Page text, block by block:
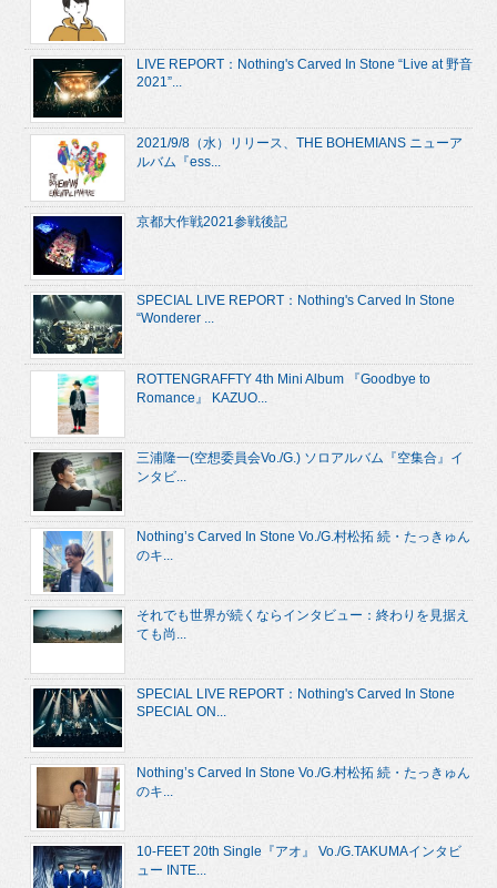
LIVE REPORT：Nothing's Carved In Stone “Live at 野音
2021”...
2021/9/8（水）リリース、THE BOHEMIANS ニューア
ルバム『ess...
京都大作戦2021参戦後記
SPECIAL LIVE REPORT：Nothing's Carved In Stone
“Wonderer ...
ROTTENGRAFFTY 4th Mini Album 『Goodbye to
Romance』 KAZUO...
三浦隆一(空想委員会Vo./G.) ソロアルバム『空集合』イ
ンタビ...
Nothing’s Carved In Stone Vo./G.村松拓 続・たっきゅん
のキ...
それでも世界が続くならインタビュー：終わりを見据え
ても尚...
SPECIAL LIVE REPORT：Nothing's Carved In Stone
SPECIAL ON...
Nothing’s Carved In Stone Vo./G.村松拓 続・たっきゅん
のキ...
10-FEET 20th Single『アオ』 Vo./G.TAKUMAインタビ
ュー INTE...